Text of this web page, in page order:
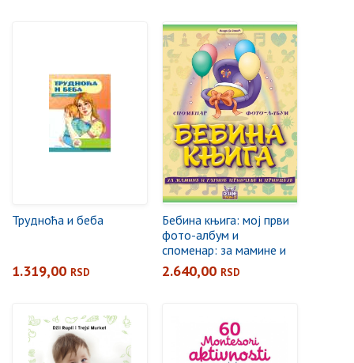
Трудноћа и беба
1.319,00 RSD
Бебина књига: мој први
фото-албум и
споменар: за мамине и
татине принчеве и
принцезе
2.640,00 RSD